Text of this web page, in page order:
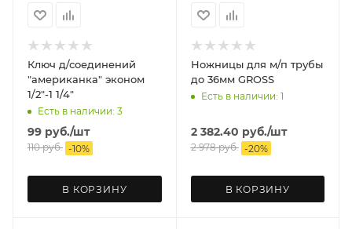
Ключ д/соединений
"американка" эконом
1/2"-1 1/4"
Есть в наличии: 3
99 руб./шт
110руб. -10%
В КОРЗИНУ
Ножницы для м/п трубы
до 36мм GROSS
Есть в наличии: 1
2 382.40 руб./шт
2 978руб. -20%
В КОРЗИНУ